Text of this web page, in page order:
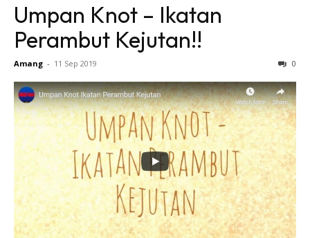
Umpan Knot – Ikatan
Perambut Kejutan!!
Amang - 11 Sep 2019 0